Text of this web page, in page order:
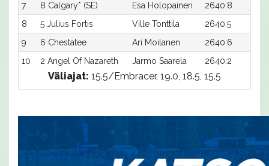
7
8 Calgary* (SE) Esa Holopainen 2640:8
8
5 Julius Fortis Ville Tonttila 2640:5
9
6 Chestatee Ari Moilanen 2640:6
10
2 Angel Of Nazareth Jarmo Saarela 2640:2
Väliajat: 15.5/Embracer, 19.0, 18.5, 15.5